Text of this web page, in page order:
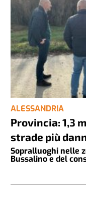
ALESSANDRIA
Provincia: 1,3
strade più
Sopralluoghi nelle
Bussalino e del